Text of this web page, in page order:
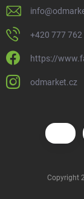
info@
+420 777 762
https://
odmarket.cz
Copyright